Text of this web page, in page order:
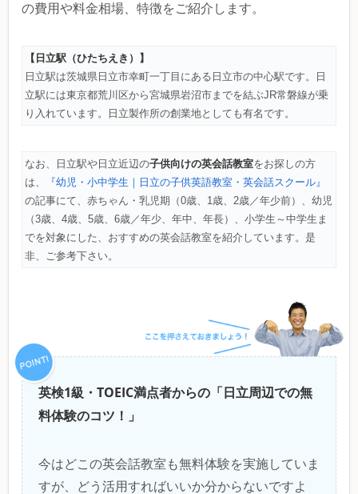
の費用や料金相場、特徴をご紹介します。
【日立駅（ひたちえき）】
日立駅は茨城県日立市幸町一丁目にある日立市の中心駅です。日
立駅には東京都荒川区から宮城県岩沼市までを結ぶJR常磐線が乗
り入れています。日立製作所の創業地としても有名です。
なお、日立駅や日立近辺の子供向けの英会話教室をお探しの方
は、
『幼児・小中学生｜日立の子供英語教室・英会話スクール』
の記事にて、赤ちゃん・乳児期（0歳、1歳、2歳／年少前）、幼児
（3歳、4歳、5歳、6歳／年少、年中、年長）、小学生～中学生ま
でを対象にした、おすすめの英会話教室を紹介しています。是
非、ご参考下さい。
英検1級・TOEIC満点者からの「日立周辺での無
料体験のコツ！」
今はどこの英会話教室も無料体験を実施していま
すが、どう活用すればいいか分からないですよ